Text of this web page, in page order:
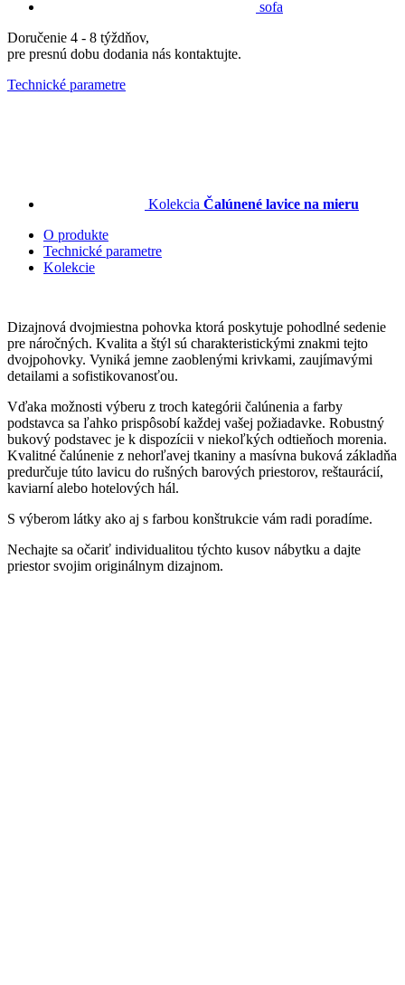
sofa
Doručenie 4 - 8 týždňov,
pre presnú dobu dodania nás kontaktujte.
Technické parametre
Kolekcia Čalúnené lavice na mieru
O produkte
Technické parametre
Kolekcie
Dizajnová dvojmiestna pohovka ktorá poskytuje pohodlné sedenie
pre náročných. Kvalita a štýl sú charakteristickými znakmi tejto
dvojpohovky. Vyniká jemne zaoblenými krivkami, zaujímavými
detailami a sofistikovanosťou.
Vďaka možnosti výberu z troch kategórii čalúnenia a farby
podstavca sa ľahko prispôsobí každej vašej požiadavke. Robustný
bukový podstavec je k dispozícii v niekoľkých odtieňoch morenia.
Kvalitné čalúnenie z nehorľavej tkaniny a masívna buková základňa
predurčuje túto lavicu do rušných barových priestorov, reštaurácií,
kaviarní alebo hotelových hál.
S výberom látky ako aj s farbou konštrukcie vám radi poradíme.
Nechajte sa očariť individualitou týchto kusov nábytku a dajte
priestor svojim originálnym dizajnom.